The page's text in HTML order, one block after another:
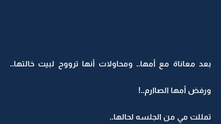
بعد معاناة مع أمها.. ومحاولات أنها ترووح لبيت خالتها..
ورفض أمها الصاارم..!
تمللت مي من الجلسه لحالها..